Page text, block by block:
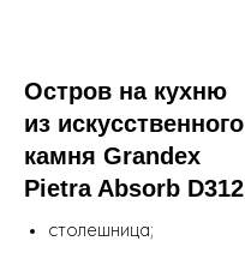
Остров на кухню
из искусственного
камня Grandex
Pietra Absorb D312
столешница;